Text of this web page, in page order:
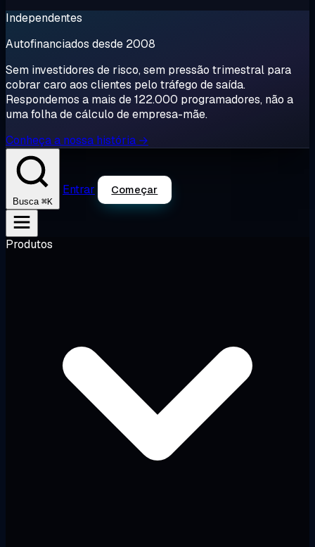
Independentes
Autofinanciados desde 2008
Sem investidores de risco, sem pressão trimestral para
cobrar caro aos clientes pelo tráfego de saída.
Respondemos a mais de 122.000 programadores, não a
uma folha de cálculo de empresa-mãe.
Conheça a nossa história →
Busca ⌘K
Entrar Começar
Produtos